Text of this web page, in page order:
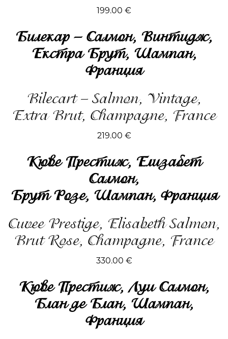
199.00 €
Билекар – Салмон, Винтидж,
Екстра Брут, Шампан,
Франция
Bilecart – Salmon, Vintage,
Extra Brut, Champagne, France
219.00 €
Kюве Престиж, Елизабет
Салмон,
Брут Розе, Шампан, Франция
Cuvee Prestige, Elisabeth Salmon,
Brut Rose, Champagne, France
330.00 €
Kюве Престиж, Луи Салмон,
Блан де Блан, Шампан,
Франция